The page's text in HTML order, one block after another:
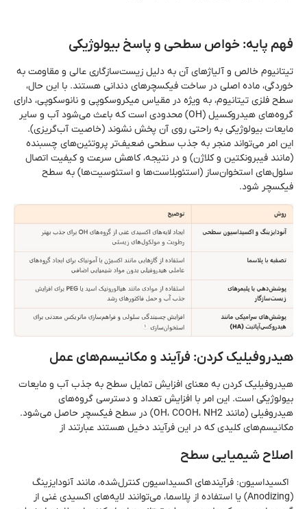
فهم پایه: خواص سطحی و پاسخ بیولوژیکی
تیتانیوم خالص و آلیاژهای آن به دلیل زیست‌سازگاری عالی و مقاومت به
خوردگی، ماده اصلی در ساخت فیکسچرهای دندانی هستند. با این حال،
سطح فلزی تیتانیوم، به ویژه در مقیاس میکروسکوپی و نانوسکوپی، دارای
گروه‌های هیدروکسیل (OH) محدودی است که باعث می‌شود آب و سایر
مایعات بیولوژیکی به راحتی روی آن پخش نشوند (خاصیت آب‌گریزی).
این امر می‌تواند منجر به جذب سطحی ضعیف‌تر پروتئین‌های چسبنده
(مانند فیبرونکتین و کلاژن) و در نتیجه، کاهش سرعت و کیفیت اتصال
سلول‌های استخوان‌ساز (استئوبلاست‌ها و استئوسیت‌ها) به سطح
فیکسچر شود.
هیدروفیلیک کردن: فرآیند و مکانیسم‌های عمل
هیدروفیلیک کردن به معنای افزایش تمایل سطح به جذب آب و مایعات
بیولوژیکی است. این امر با افزایش تعداد و دسترسی گروه‌های
هیدروفیلی (مانند OH، COOH، NH2) در سطح فیکسچر حاصل می‌شود.
مکانیسم‌های کلیدی که در این فرآیند دخیل هستند عبارتند از
اصلاح شیمیایی سطح
اکسیداسیون: فرآیندهای اکسیداسیون کنترل‌شده، مانند آنودایزینگ
(Anodizing) یا استفاده از پلاسما، می‌توانند لایه‌های اکسیدی غنی از